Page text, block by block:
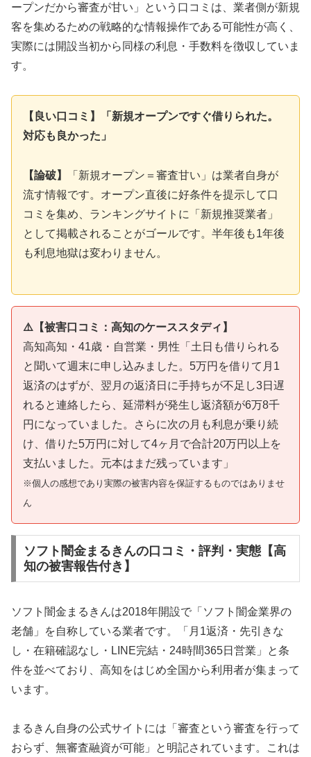
ープンだから審査が甘い」という口コミは、業者側が新規
客を集めるための戦略的な情報操作である可能性が高く、
実際には開設当初から同様の利息・手数料を徴収していま
す。
【良い口コミ】「新規オープンですぐ借りられた。
対応も良かった」
【論破】
「新規オープン＝審査甘い」は業者自身が
流す情報です。オープン直後に好条件を提示して口
コミを集め、ランキングサイトに「新規推奨業者」
として掲載されることがゴールです。半年後も1年後
も利息地獄は変わりません。
⚠️【被害口コミ：高知のケーススタディ】
高知高知・41歳・自営業・男性「土日も借りられる
と聞いて週末に申し込みました。5万円を借りて月1
返済のはずが、翌月の返済日に手持ちが不足し3日遅
れると連絡したら、延滞料が発生し返済額が6万8千
円になっていました。さらに次の月も利息が乗り続
け、借りた5万円に対して4ヶ月で合計20万円以上を
支払いました。元本はまだ残っています」
※個人の感想であり実際の被害内容を保証するものではありませ
ん
ソフト闇金まるきんの口コミ・評判・実態【高
知の被害報告付き】
ソフト闇金まるきんは2018年開設で「ソフト闇金業界の
老舗」を自称している業者です。「月1返済・先引きな
し・在籍確認なし・LINE完結・24時間365日営業」と条
件を並べており、高知をはじめ全国から利用者が集まって
います。
まるきん自身の公式サイトには「審査という審査を行って
おらず、無審査融資が可能」と明記されています。これは